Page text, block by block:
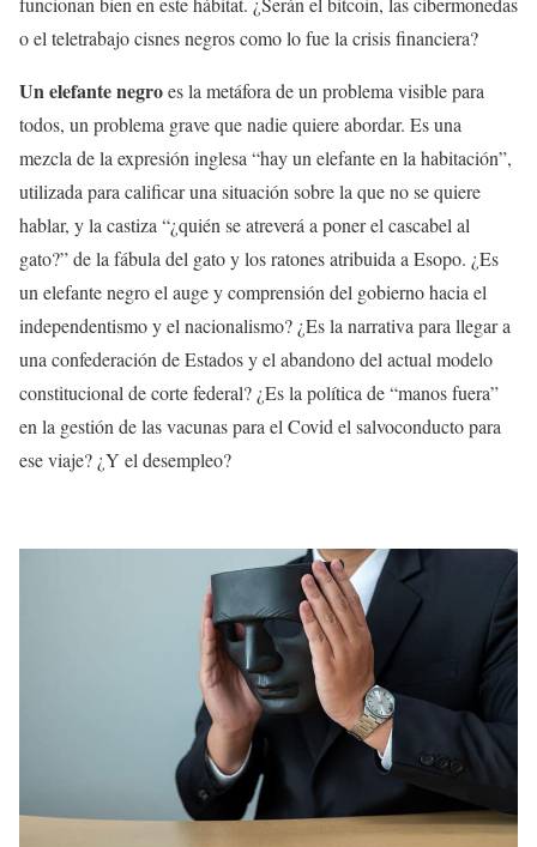
o el teletrabajo cisnes negros como lo fue la crisis financiera?
Un elefante negroes la metáfora de un problema visible para
todos, un problema grave que nadie quiere abordar. Es una
mezcla de la expresión inglesa “hay un elefante en la habitación”,
utilizada para calificar una situación sobre la que no se quiere
hablar, y la castiza “¿quién se atreverá a poner el cascabel al
gato?” de la fábula del gato y los ratones atribuida a Esopo. ¿Es
un elefante negro el auge y comprensión del gobierno hacia el
independentismo y el nacionalismo? ¿Es la narrativa para llegar a
una confederación de Estados y el abandono del actual modelo
constitucional de corte federal? ¿Es la política de “manos fuera”
en la gestión de las vacunas para el Covid el salvoconducto para
ese viaje? ¿Y el desempleo?